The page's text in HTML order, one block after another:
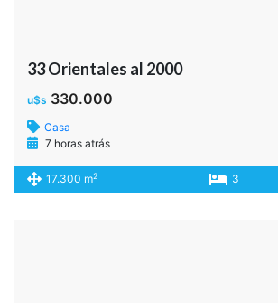
33 Orientales al 2000
u$s 330.000
Casa
7 horas atrás
17.300 m2 3